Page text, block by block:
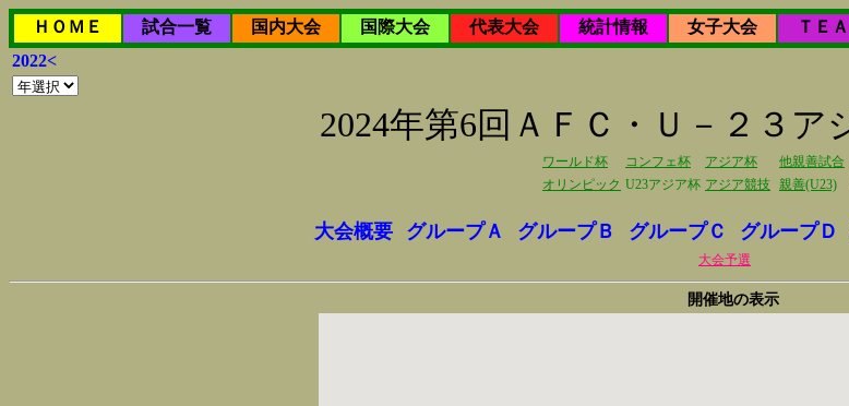
ＨＯＭＥ 試合一覧 国内大会 国際大会 代表大会 統計情報 女子大会 ＴＥ
2022<
2024年第6回ＡＦＣ・Ｕ－２３ア
ワールド杯 コンフェ杯 アジア杯 他親善試合
オリンピック U23アジア杯 アジア競技 親善(U23)
大会概要 グループＡ グループＢ グループＣ グループＤ
大会予選
開催地の表示